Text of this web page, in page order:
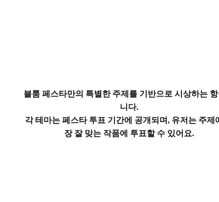
블룸 페스타만의 특별한 주제를 기반으로 시상하는
니다.
각 테마는 페스타 투표 기간에 공개되며, 유저는 주제
장 잘 맞는 작품에 투표할 수 있어요.